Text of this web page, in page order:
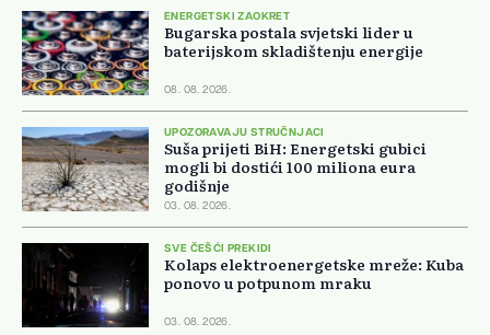
ENERGETSKI ZAOKRET
Bugarska postala svjetski lider u
baterijskom skladištenju energije
08. 08. 2026.
UPOZORAVAJU STRUČNJACI
Suša prijeti BiH: Energetski gubici
mogli bi dostići 100 miliona eura
godišnje
03. 08. 2026.
SVE ČEŠĆI PREKIDI
Kolaps elektroenergetske mreže: Kuba
ponovo u potpunom mraku
03. 08. 2026.